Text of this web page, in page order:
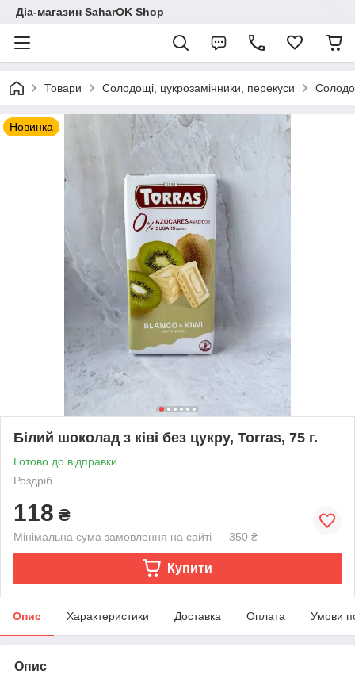
Діа-магазин SaharOK Shop
Товари Солодощі, цукрозамінники, перекуси
Новинка
Білий шоколад з ківі без цукру, Torras, 75 г.
Готово до відправки
Роздріб
118 ₴
Мінімальна сума замовлення на сайті — 350 ₴
Купити
Опис Характеристики Доставка Оплата Умови
Опис